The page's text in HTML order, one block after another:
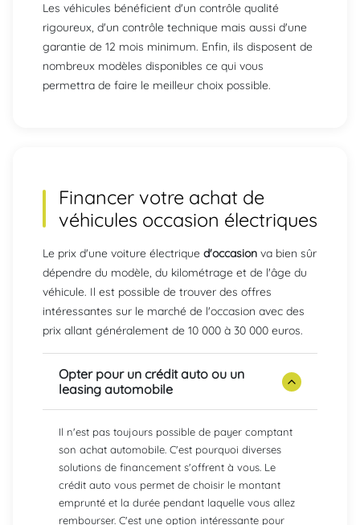
Les véhicules bénéficient d'un contrôle qualité
rigoureux, d'un contrôle technique mais aussi d'une
garantie de 12 mois minimum. Enfin, ils disposent de
nombreux modèles disponibles ce qui vous
permettra de faire le meilleur choix possible.
Financer votre achat de
véhicules occasion électriques
Le prix d'une voiture électrique d'occasion va bien sûr
dépendre du modèle, du kilométrage et de l'âge du
véhicule. Il est possible de trouver des offres
intéressantes sur le marché de l'occasion avec des
prix allant généralement de 10 000 à 30 000 euros.
Opter pour un crédit auto ou un
leasing automobile
Il n'est pas toujours possible de payer comptant
son achat automobile. C'est pourquoi diverses
solutions de financement s'offrent à vous. Le
crédit auto vous permet de choisir le montant
emprunté et la durée pendant laquelle vous allez
rembourser. C'est une option intéressante pour